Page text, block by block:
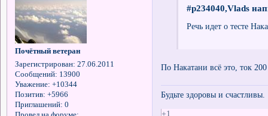
Почётный ветеран
Зарегистрирован: 27.06.2011
Сообщений: 13900
Уважение: +10344
Позитив: +5966
Приглашений: 0
#p234040,Vlads
Речь идет о тесте
По Накатани всё это, ток
Будьте здоровы и счастливы.
+1